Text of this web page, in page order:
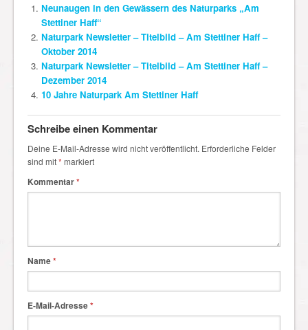
Neunaugen in den Gewässern des Naturparks „Am
Stettiner Haff“
Naturpark Newsletter – Titelbild – Am Stettiner Haff –
Oktober 2014
Naturpark Newsletter – Titelbild – Am Stettiner Haff –
Dezember 2014
10 Jahre Naturpark Am Stettiner Haff
Schreibe einen Kommentar
Deine E-Mail-Adresse wird nicht veröffentlicht. Erforderliche Felder
sind mit* markiert
Kommentar*
Name*
E-Mail-Adresse*